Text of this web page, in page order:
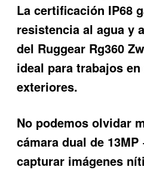
La certificación IP68
resistencia al agua y
del Ruggear Rg360
ideal para trabajos
exteriores.
No podemos olvidar
cámara dual de
capturar imágenes